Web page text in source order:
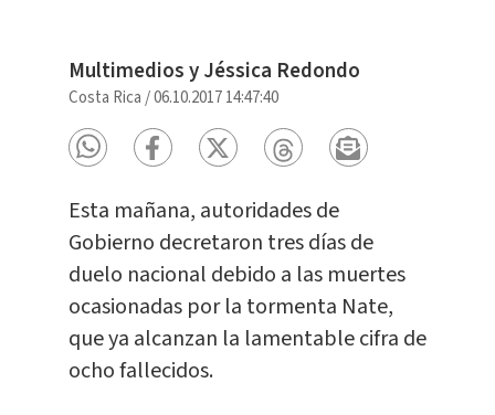
Multimedios y Jéssica Redondo
Costa Rica /06.10.2017 14:47:40
Esta mañana, autoridades de
Gobierno decretaron tres días de
duelo nacional debido a las muertes
ocasionadas por la tormenta Nate,
que ya alcanzan la lamentable cifra de
ocho fallecidos.